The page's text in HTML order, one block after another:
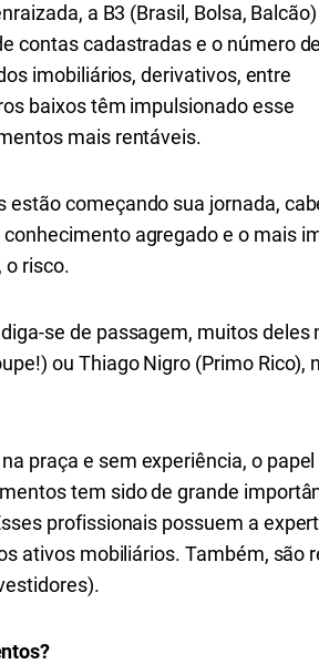
a B3 (Brasil, Bolsa, Balcão)
contas cadastradas e o número de
imobiliários, derivativos, entre
baixos têm impulsionado esse
mais rentáveis.
começando sua jornada,
agregado e o mais
o risco.
se de passagem, muitos
ou Thiago Nigro (Primo
praça e sem experiência, o
tem sido de grande
profissionais possuem a
ativos mobiliários. Também, são